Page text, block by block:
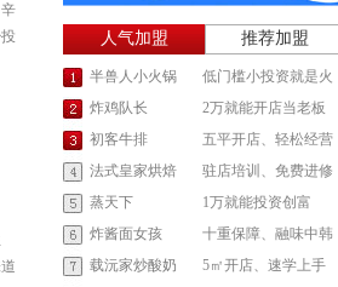
人气加盟 推荐加盟
半兽人小火锅
低门槛小投资就是火
炸鸡队长
2万就能开店当老板
初客牛排
五平开店、轻松经营
法式皇家烘焙
驻店培训、免费进修
蒸天下
1万就能投资创富
炸酱面女孩
十重保障、融味中韩
载沅家炒酸奶
5㎡开店、速学上手
刘女士
我想加盟贵品牌，请电话...
汤女士
08:25
我想加盟贵品牌，请电话...
宁女士
08:25
我想加盟贵品牌，请电话...
石女士
08:13
我想加盟贵品牌，请电话...
艾女士